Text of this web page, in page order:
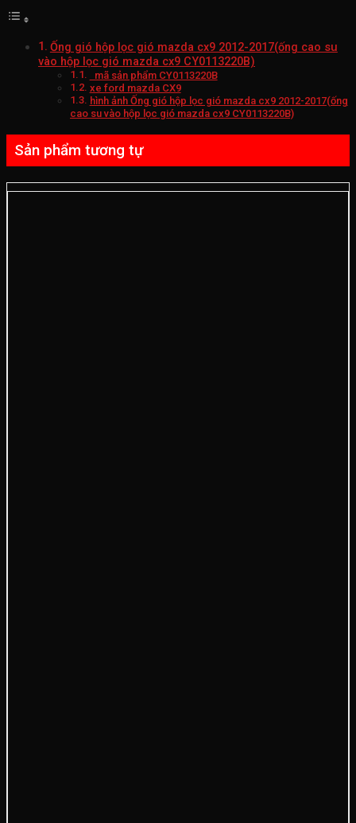
Ống gió hộp lọc gió mazda cx9 2012-2017(ống cao su
vào hộp lọc gió mazda cx9 CY0113220B)
mã sản phẩm CY0113220B
xe ford mazda CX9
hình ảnh Ống gió hộp lọc gió mazda cx9 2012-2017(ống
cao su vào hộp lọc gió mazda cx9 CY0113220B)
Sản phẩm tương tự